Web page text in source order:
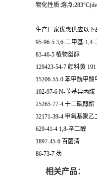
物化性质:熔点
生产厂家优惠供应以下
95-96-5 3,6-二甲基-
83-46-5 植物甾醇
129423-54-7 颜料黄 191
15206-55-0 苯甲酰甲酸
102-97-6 N-苄基异丙胺
25265-77-4 十二碳醇酯
32171-39-4 甲氧基聚乙
629-41-4 1,8-辛二醇
1897-45-6 百菌清
86-73-7 芴
相关产品：